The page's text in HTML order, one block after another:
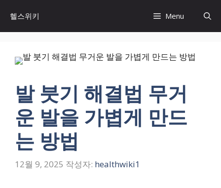
츠
헬스위키 Menu
발 붓기 해결법 무거
운 발을 가볍게 만드
는 방법
12월 9, 2025 작성자: healthwiki1